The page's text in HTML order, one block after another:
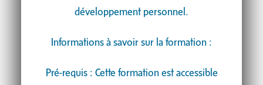
développement personnel.
Informations à savoir sur la formation :
Pré-requis : Cette formation est accessible